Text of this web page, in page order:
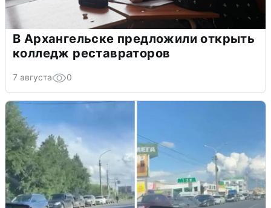
В Архангельске предложили открыть
колледж реставраторов
7 августа 0